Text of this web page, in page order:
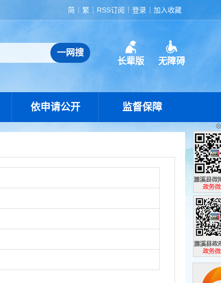
简 繁 RSS订阅 登录 加入收藏
长辈版 无障碍
依申请公开 监督保障
濉溪县政
政务微博
濉溪县政
政务微信